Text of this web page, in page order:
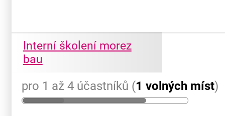
Interní školení morez
bau
pro 1 až 4 účastníků (1 volných míst)